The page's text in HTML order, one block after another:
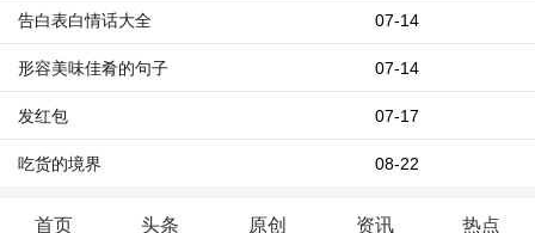
07-14
告白表白情话大全
07-14
形容美味佳肴的句子
07-17
发红包
08-22
吃货的境界
首页 头条 原创 资讯 热点